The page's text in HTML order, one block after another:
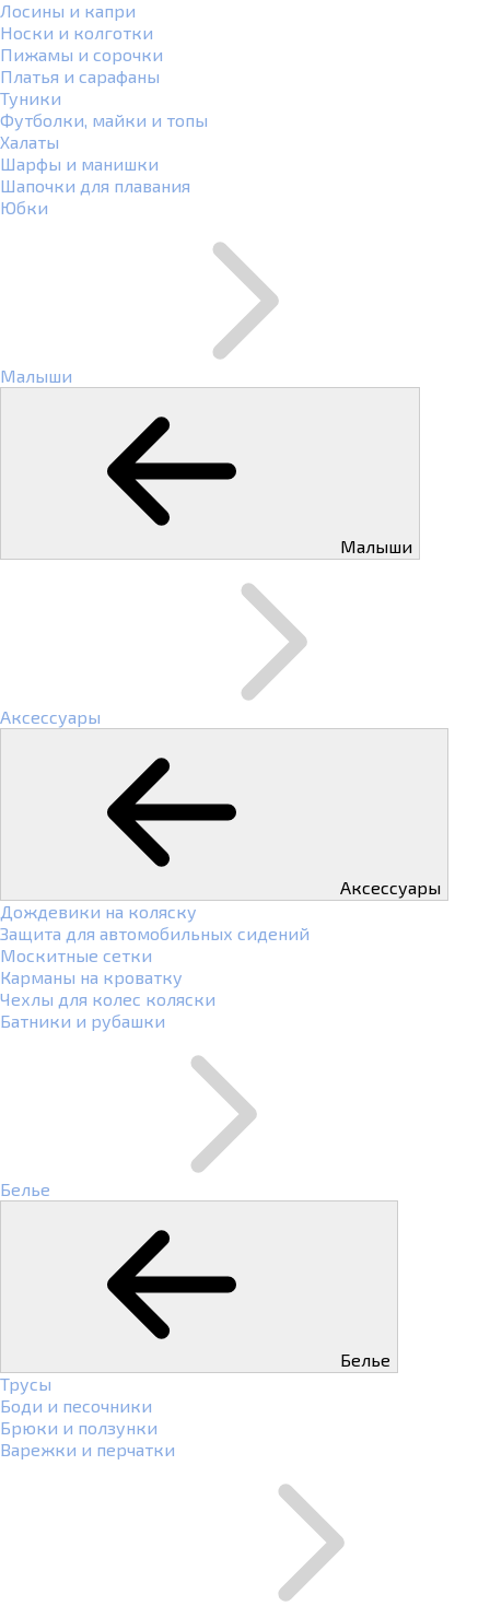
Лосины и капри
Носки и колготки
Пижамы и сорочки
Платья и сарафаны
Туники
Футболки, майки и топы
Халаты
Шарфы и манишки
Шапочки для плавания
Юбки
Малыши
Малыши
Аксессуары
Аксессуары
Дождевики на коляску
Защита для автомобильных сидений
Москитные сетки
Карманы на кроватку
Чехлы для колес коляски
Батники и рубашки
Белье
Белье
Трусы
Боди и песочники
Брюки и ползунки
Варежки и перчатки